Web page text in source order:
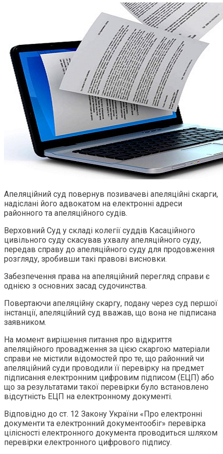
Апеляційний суд повернув позивачеві апеляційні скарги,
надіслані його адвокатом на електронні адреси
районного та апеляційного судів.
Верховний Суд у складі колегії суддів Касаційного
цивільного суду скасував ухвалу апеляційного суду,
передав справу до апеляційного суду для продовження
розгляду, зробивши такі правові висновки.
Забезпечення права на апеляційний перегляд справи є
однією з основних засад судочинства.
Повертаючи апеляційну скаргу, подану через суд першої
інстанції, апеляційний суд вважав, що вона не підписана
заявником.
На момент вирішення питання про відкриття
апеляційного провадження за цією скаргою матеріали
справи не містили відомостей про те, що районний чи
апеляційний суди проводили її перевірку на предмет
підписання електронним цифровим підписом (ЕЦП) або
що за результатами такої перевірки було встановлено
відсутність ЕЦП на електронному документі.
Відповідно до ст. 12 Закону України «Про електронні
документи та електронний документообіг» перевірка
цілісності електронного документа проводиться шляхом
перевірки електронного цифрового підпису.